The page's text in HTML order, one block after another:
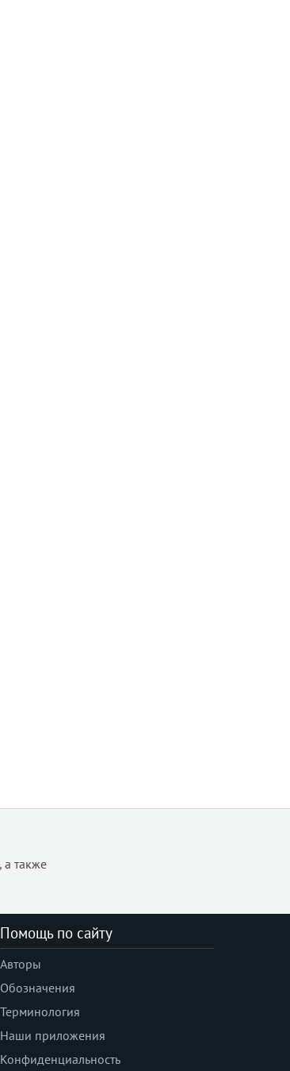
а также
Помощь по сайту
Авторы
Обозначения
Терминология
Наши приложения
Конфиденциальность